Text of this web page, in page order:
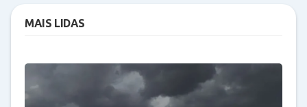
MAIS LIDAS